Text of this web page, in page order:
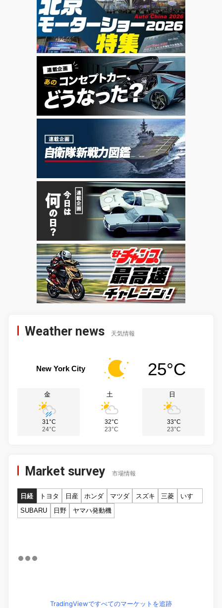
Weather news 天気情報
New York City 25°C
金
31°C
24°C
土
32°C
23°C
日
33°C
23°C
Market survey 市場情報
日経 トヨタ 日産 ホンダ マツダ スズキ 三菱
いすゞ
SUBARU
日野 ヤマハ発動機
TradingViewですべてのマーケットを追跡